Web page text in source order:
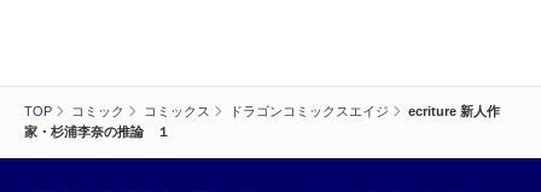
TOP コミック コミックス ドラゴンコミックスエイジ
ecriture 新人作
家・杉浦李奈の推論 １